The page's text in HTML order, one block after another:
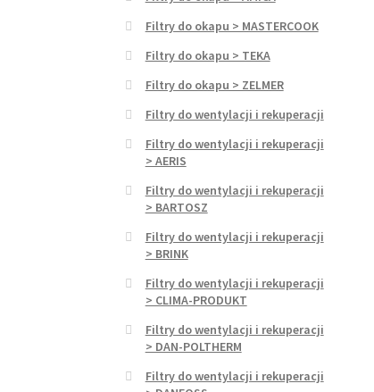
Filtry do okapu > MASTERCOOK
Filtry do okapu > TEKA
Filtry do okapu > ZELMER
Filtry do wentylacji i rekuperacji
Filtry do wentylacji i rekuperacji
> AERIS
Filtry do wentylacji i rekuperacji
> BARTOSZ
Filtry do wentylacji i rekuperacji
> BRINK
Filtry do wentylacji i rekuperacji
> CLIMA-PRODUKT
Filtry do wentylacji i rekuperacji
> DAN-POLTHERM
Filtry do wentylacji i rekuperacji